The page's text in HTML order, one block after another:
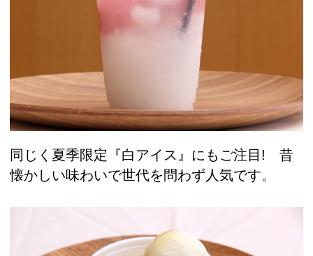
同じく夏季限定『白アイス』にもご注目! 昔
懐かしい味わいで世代を問わず人気です。